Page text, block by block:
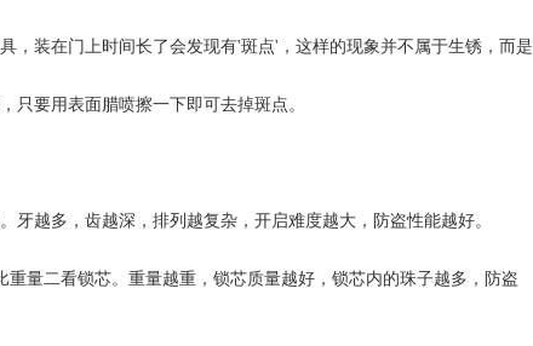
，装在门上时间长了会发现有'斑点'，这样的现象并不属于生锈，而是
只要用表面腊喷擦一下即可去掉斑点。
牙越多，齿越深，排列越复杂，开启难度越大，防盗性能越好。
重量二看锁芯。重量越重，锁芯质量越好，锁芯内的珠子越多，防盗